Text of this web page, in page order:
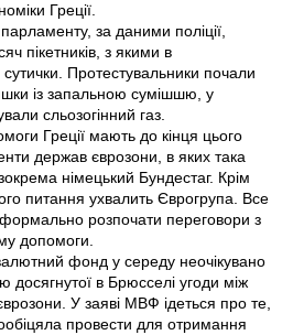
Греції.
за даними поліції,
пікетників, з якими в
Протестувальники почали
із запальною сумішшю, у
сльозогінний газ.
Греції мають до кінця цього
держав єврозони, в яких така
німецький Бундестаг. Крім
питання ухвалить Єврогрупа. Все
формально розпочати переговори з
допомоги.
фонд у середу неочікувано
досягнутої в Брюсселі угоди між
У заяві МВФ ідеться про те,
провести для отримання